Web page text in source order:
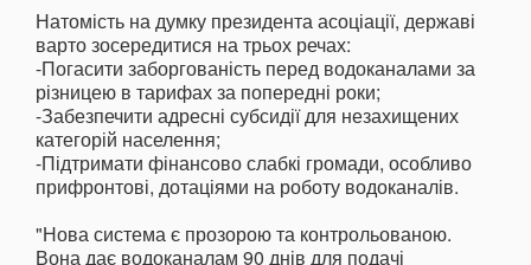
Натомість на думку президента асоціації, державі
варто зосередитися на трьох речах:
-Погасити заборгованість перед водоканалами за
різницею в тарифах за попередні роки;
-Забезпечити адресні субсидії для незахищених
категорій населення;
-Підтримати фінансово слабкі громади, особливо
прифронтові, дотаціями на роботу водоканалів.
"Нова система є прозорою та контрольованою.
Вона дає водоканалам 90 днів для подачі